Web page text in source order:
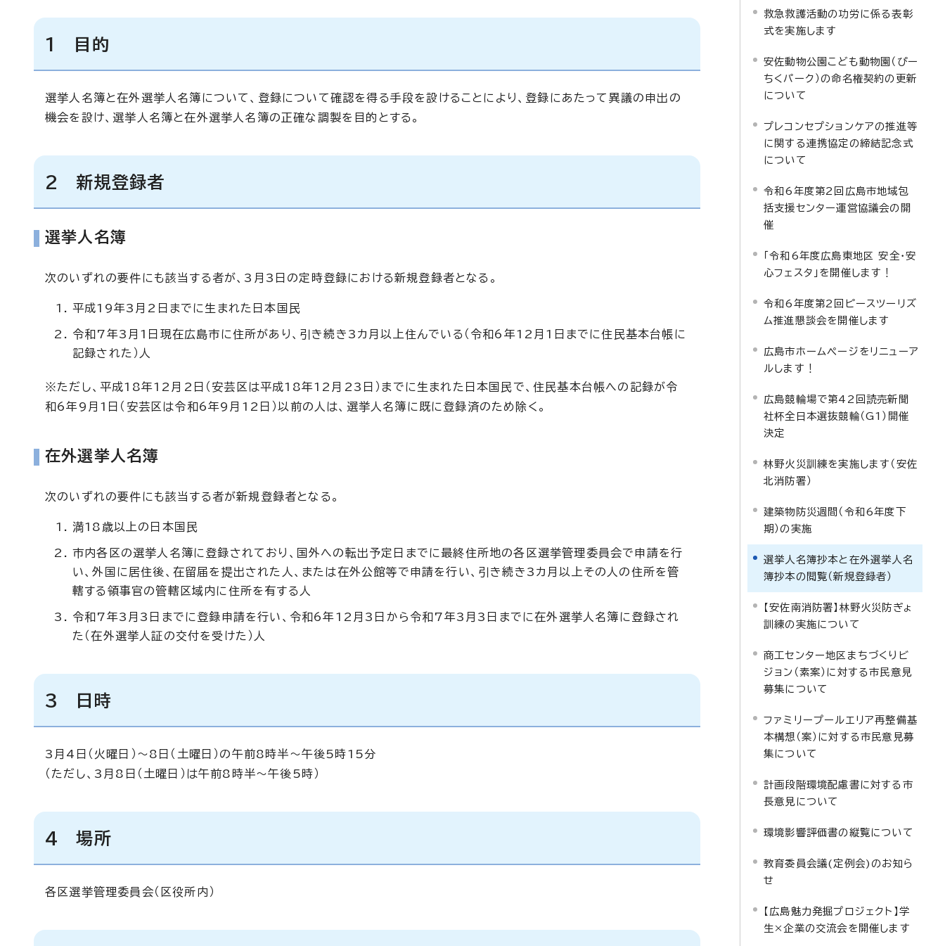
1 目的
選挙人名簿と在外選挙人名簿について、登録について確認を得る手段を設けることにより、登録にあたって異議の申出の
機会を設け、選挙人名簿と在外選挙人名簿の正確な調製を目的とする。
2 新規登録者
選挙人名簿
次のいずれの要件にも該当する者が、3月3日の定時登録における新規登録者となる。
平成19年3月2日までに生まれた日本国民
令和7年3月1日現在広島市に住所があり、引き続き3カ月以上住んでいる（令和6年12月1日までに住民基本台帳に
記録された）人
※ただし、平成18年12月2日（安芸区は平成18年12月23日）までに生まれた日本国民で、住民基本台帳への記録が令
和6年9月1日（安芸区は令和6年9月12日）以前の人は、選挙人名簿に既に登録済のため除く。
在外選挙人名簿
次のいずれの要件にも該当する者が新規登録者となる。
満18歳以上の日本国民
市内各区の選挙人名簿に登録されており、国外への転出予定日までに最終住所地の各区選挙管理委員会で申請を行
い、外国に居住後、在留届を提出された人、または在外公館等で申請を行い、引き続き3カ月以上その人の住所を管
轄する領事官の管轄区域内に住所を有する人
令和7年3月3日までに登録申請を行い、令和6年12月3日から令和7年3月3日までに在外選挙人名簿に登録され
た（在外選挙人証の交付を受けた）人
3 日時
3月4日（火曜日）～8日（土曜日）の午前8時半～午後5時15分
（ただし、3月8日（土曜日）は午前8時半～午後5時）
4 場所
各区選挙管理委員会（区役所内）
救急救護活動の功労に係る表彰
式を実施します
安佐動物公園こども動物園（ぴー
ちくパーク）の命名権契約の更新
について
プレコンセプションケアの推進等
に関する連携協定の締結記念式
について
令和6年度第2回広島市地域包
括支援センター運営協議会の開
催
「令和6年度広島東地区 安全・安
心フェスタ」を開催します！
令和6年度第2回ピースツーリズ
ム推進懇談会を開催します
広島市ホームページをリニューア
ルします！
広島競輪場で第42回読売新聞
社杯全日本選抜競輪（G1）開催
決定
林野火災訓練を実施します（安佐
北消防署）
建築物防災週間（令和6年度下
期）の実施
選挙人名簿抄本と在外選挙人名
簿抄本の閲覧（新規登録者）
【安佐南消防署】林野火災防ぎょ
訓練の実施について
商工センター地区まちづくりビ
ジョン（素案）に対する市民意見
募集について
ファミリープールエリア再整備基
本構想（案）に対する市民意見募
集について
計画段階環境配慮書に対する市
長意見について
環境影響評価書の縦覧について
教育委員会議(定例会)のお知ら
せ
【広島魅力発掘プロジェクト】学
生×企業の交流会を開催します